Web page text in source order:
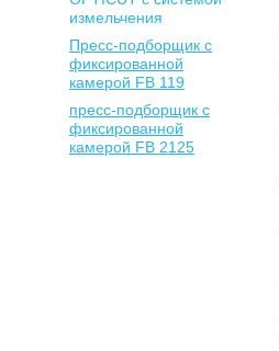
измельчения
Пресс-подборщик с
фиксированной
камерой FB 119
пресс-подборщик с
фиксированной
камерой FB 2125